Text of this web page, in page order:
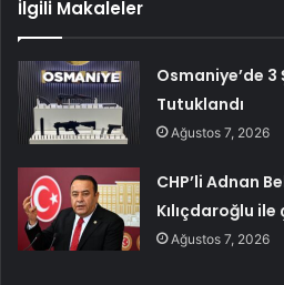
İlgili Makaleler
Osmaniye’de
Tutuklandı
Ağustos 7, 2026
CHP’li Adnan
Kılıçdaroğlu
Ağustos 7, 2026